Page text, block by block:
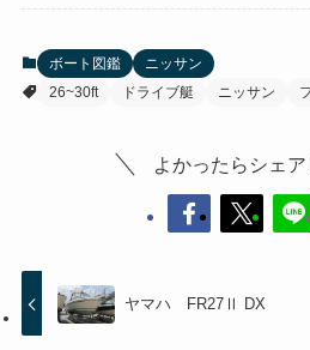
ボート図鑑
ニッサン
26~30ft
ドライブ艇 ニッサン
よかったらシェア
ヤマハ FR27Ⅱ DX